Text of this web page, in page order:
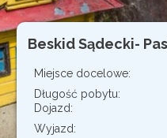
Beskid Sądecki-
Miejsce docelowe:
Długość pobytu:
Dojazd:
Wyjazd: